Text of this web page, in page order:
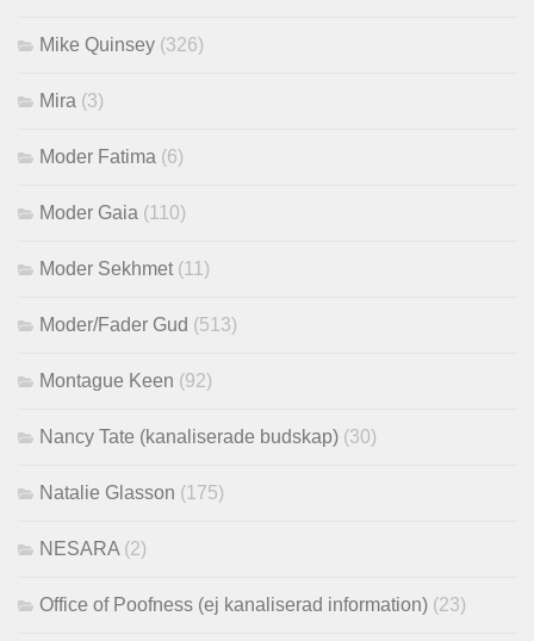
Mike Quinsey (326)
Mira (3)
Moder Fatima (6)
Moder Gaia (110)
Moder Sekhmet (11)
Moder/Fader Gud (513)
Montague Keen (92)
Nancy Tate (kanaliserade budskap) (30)
Natalie Glasson (175)
NESARA (2)
Office of Poofness (ej kanaliserad information) (23)